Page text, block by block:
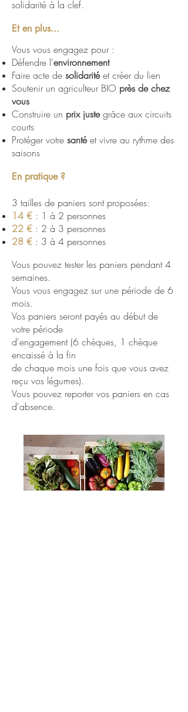
solidarité à la clef.
Et en plus...
Vous vous engagez pour :
Défendre l'environnement
Faire acte de solidaritéet créer du lien
Soutenir un agriculteur BIO près de chez
vous
Construire un prix justegrâce aux circuits
courts
Protéger votre santéet vivre au rythme des
saisons
En pratique ?
3 tailles de paniers sont proposées:
14 € : 1 à 2 personnes
22 € : 2 à 3 personnes
28 € : 3 à 4 personnes
Vous pouvez tester les paniers pendant 4
semaines.
Vous vous engagez sur une période de 6
mois.
Vos paniers seront payés au début de
votre période
d'engagement (6 chèques, 1 chèque
encaissé à la fin
de chaque mois une fois que vous avez
reçu vos légumes).
Vous pouvez reporter vos paniers en cas
d'absence.